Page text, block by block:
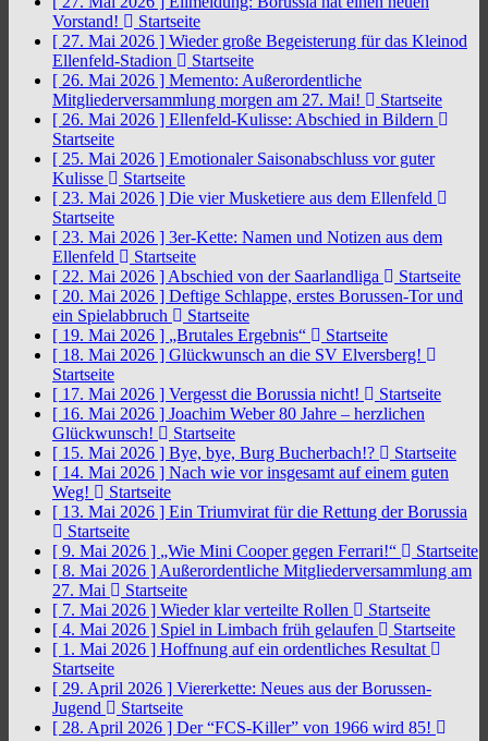
Vorstand!
Startseite
[ 27. Mai 2026 ] Wieder große Begeisterung für das Kleinod
Ellenfeld-Stadion
Startseite
[ 26. Mai 2026 ] Memento: Außerordentliche
Mitgliederversammlung morgen am 27. Mai!
Startseite
[ 26. Mai 2026 ] Ellenfeld-Kulisse: Abschied in Bildern
Startseite
[ 25. Mai 2026 ] Emotionaler Saisonabschluss vor guter
Kulisse
Startseite
[ 23. Mai 2026 ] Die vier Musketiere aus dem Ellenfeld
Startseite
[ 23. Mai 2026 ] 3er-Kette: Namen und Notizen aus dem
Ellenfeld
Startseite
[ 22. Mai 2026 ] Abschied von der Saarlandliga
Startseite
[ 20. Mai 2026 ] Deftige Schlappe, erstes Borussen-Tor und
ein Spielabbruch
Startseite
[ 19. Mai 2026 ] „Brutales Ergebnis“
Startseite
[ 18. Mai 2026 ] Glückwunsch an die SV Elversberg!
Startseite
[ 17. Mai 2026 ] Vergesst die Borussia nicht!
Startseite
[ 16. Mai 2026 ] Joachim Weber 80 Jahre – herzlichen
Glückwunsch!
Startseite
[ 15. Mai 2026 ] Bye, bye, Burg Bucherbach!?
Startseite
[ 14. Mai 2026 ] Nach wie vor insgesamt auf einem guten
Weg!
Startseite
[ 13. Mai 2026 ] Ein Triumvirat für die Rettung der Borussia
Startseite
[ 9. Mai 2026 ] „Wie Mini Cooper gegen Ferrari!“
Startseite
[ 8. Mai 2026 ] Außerordentliche Mitgliederversammlung am
27. Mai
Startseite
[ 7. Mai 2026 ] Wieder klar verteilte Rollen
Startseite
[ 4. Mai 2026 ] Spiel in Limbach früh gelaufen
Startseite
[ 1. Mai 2026 ] Hoffnung auf ein ordentliches Resultat
Startseite
[ 29. April 2026 ] Viererkette: Neues aus der Borussen-
Jugend
Startseite
[ 28. April 2026 ] Der “FCS-Killer” von 1966 wird 85!